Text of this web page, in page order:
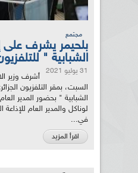
مجتمع
بلحيمر يشرف على
الشبابية "
31 يوليو 2021
أشرف وزير
السبت، بمقر التلفزيون
الشبابية " بحضور المدير
لوناكل والمدير العام للإذاعة
في...
اقرأ المزيد